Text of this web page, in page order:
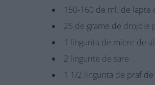
150-160 de ml. de lapte
25 de grame de drojdie
1 lingurita de miere de
2 lingurite de sare
1 1/2 lingurita de praf